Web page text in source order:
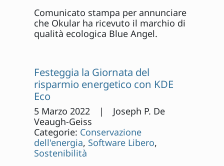
Comunicato stampa per annunciare
che Okular ha ricevuto il marchio di
qualità ecologica Blue Angel.
Festeggia la Giornata del
risparmio energetico con KDE
Eco
5 Marzo 2022 | Joseph P. De
Veaugh-Geiss
Categorie: Conservazione
dell'energia, Software Libero,
Sostenibilità